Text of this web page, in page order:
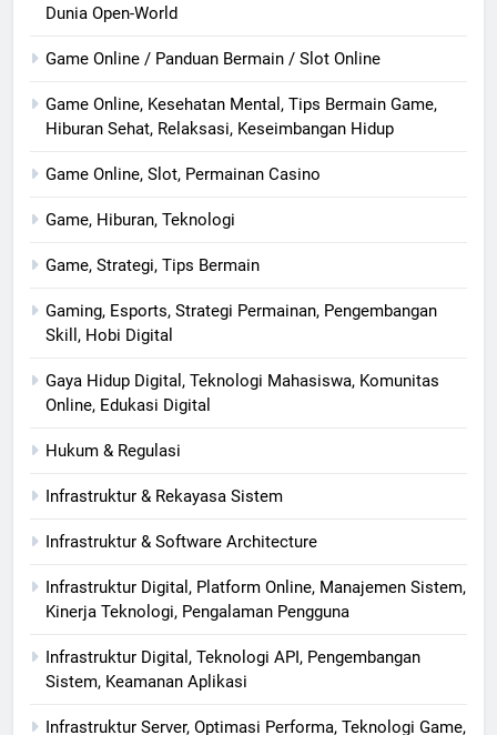
Dunia Open-World
Game Online / Panduan Bermain / Slot Online
Game Online, Kesehatan Mental, Tips Bermain Game,
Hiburan Sehat, Relaksasi, Keseimbangan Hidup
Game Online, Slot, Permainan Casino
Game, Hiburan, Teknologi
Game, Strategi, Tips Bermain
Gaming, Esports, Strategi Permainan, Pengembangan
Skill, Hobi Digital
Gaya Hidup Digital, Teknologi Mahasiswa, Komunitas
Online, Edukasi Digital
Hukum & Regulasi
Infrastruktur & Rekayasa Sistem
Infrastruktur & Software Architecture
Infrastruktur Digital, Platform Online, Manajemen Sistem,
Kinerja Teknologi, Pengalaman Pengguna
Infrastruktur Digital, Teknologi API, Pengembangan
Sistem, Keamanan Aplikasi
Infrastruktur Server, Optimasi Performa, Teknologi Game,